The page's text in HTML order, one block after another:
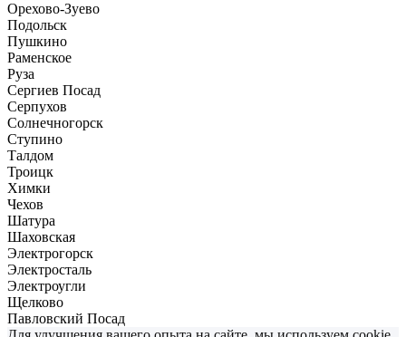
Орехово-Зуево
Подольск
Пушкино
Раменское
Руза
Сергиев Посад
Серпухов
Солнечногорск
Ступино
Талдом
Троицк
Химки
Чехов
Шатура
Шаховская
Электрогорск
Электросталь
Электроугли
Щелково
Павловский Посад